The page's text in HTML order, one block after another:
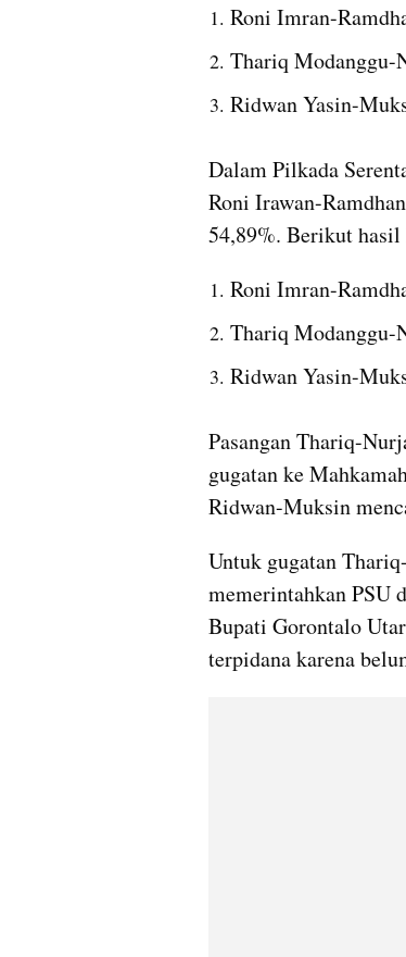
Roni Imran-
Thariq Modanggu-
Ridwan Yasin-
Dalam Pilkada
Roni Irawan-
54,89%. Berikut
Roni Imran-
Thariq Modanggu-
Ridwan Yasin-
Pasangan Thariq-
gugatan ke
Ridwan-Muksin
Untuk gugatan
memerintahkan PSU
Bupati Gorontalo
terpidana karena